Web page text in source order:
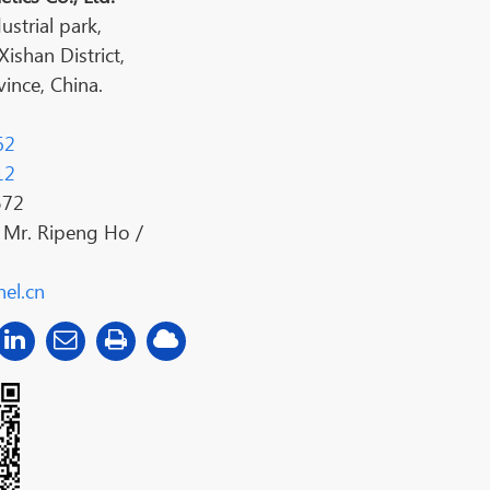
park,
District,
China.
Mr. Ripeng Ho /